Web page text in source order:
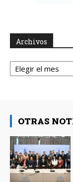
Archivos
Archivos
OTRAS